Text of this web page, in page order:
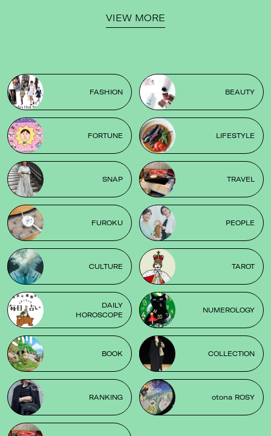
VIEW MORE
FASHION BEAUTY
FORTUNE LIFESTYLE
SNAP TRAVEL
FUROKU PEOPLE
CULTURE TAROT
DAILY
HOROSCOPE
NUMEROLOGY
BOOK COLLECTION
RANKING otona ROSY